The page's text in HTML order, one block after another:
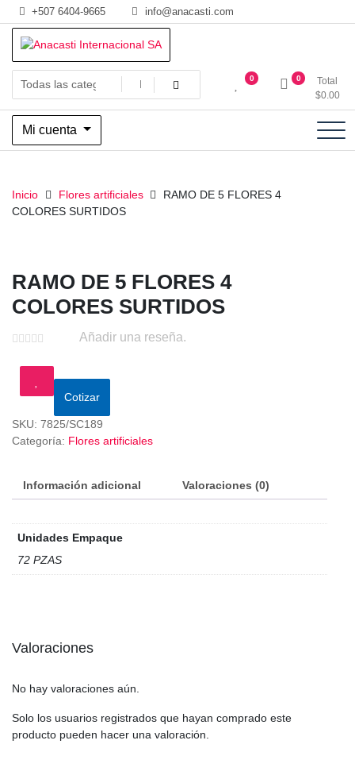
Saltar
al
contenido
+507 6404-9665 info@anacasti.com
Anacasti Internacional SA
Ventas de productos al por mayor de flores y plantas. juguetes,
navidad, religioso y adornos
0 0
Total
$0.00
Mi cuenta
Inicio Flores artificiales
RAMO DE 5 FLORES 4
COLORES SURTIDOS
RAMO DE 5 FLORES 4
COLORES SURTIDOS
Añadir una reseña.
Cotizar
SKU: 7825/SC189
Categoría: Flores artificiales
Información adicional Valoraciones (0)
Unidades Empaque
72 PZAS
Valoraciones
No hay valoraciones aún.
Solo los usuarios registrados que hayan comprado este
producto pueden hacer una valoración.